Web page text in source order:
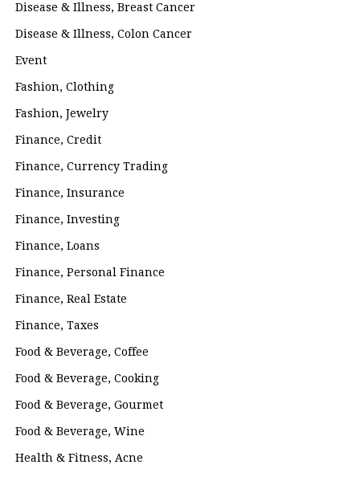
Disease & Illness, Breast Cancer
Disease & Illness, Colon Cancer
Event
Fashion, Clothing
Fashion, Jewelry
Finance, Credit
Finance, Currency Trading
Finance, Insurance
Finance, Investing
Finance, Loans
Finance, Personal Finance
Finance, Real Estate
Finance, Taxes
Food & Beverage, Coffee
Food & Beverage, Cooking
Food & Beverage, Gourmet
Food & Beverage, Wine
Health & Fitness, Acne